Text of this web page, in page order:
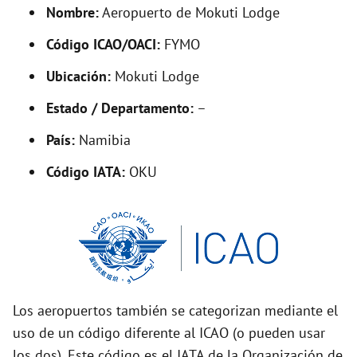
d
e
o
Nombre:Aeropuerto de Mokuti Lodge
Código ICAO/OACI: FYMO
Ubicación: Mokuti Lodge
Estado / Departamento: –
País: Namibia
Código IATA: OKU
Los aeropuertos también se categorizan mediante el
uso de un código diferente al ICAO (o pueden usar